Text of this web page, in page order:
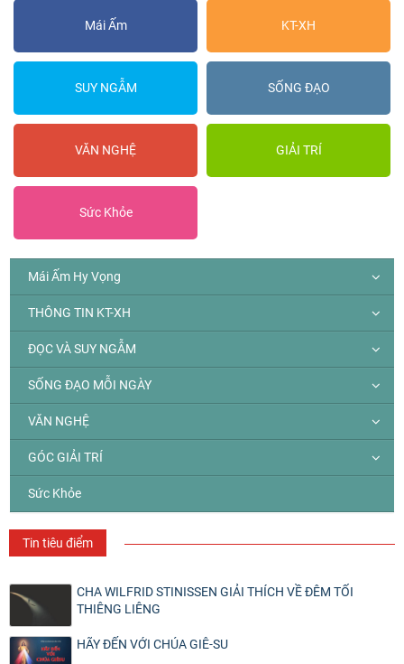
Mái Ấm KT-XH
SUY NGẪM SỐNG ĐẠO
VĂN NGHỆ GIẢI TRÍ
Sức Khỏe
Mái Ấm Hy Vọng
THÔNG TIN KT-XH
ĐỌC VÀ SUY NGẪM
SỐNG ĐẠO MỖI NGÀY
VĂN NGHỆ
GÓC GIẢI TRÍ
Sức Khỏe
Tin tiêu điểm
CHA WILFRID STINISSEN GIẢI THÍCH VỀ ĐÊM TỐI
THIÊNG LIÊNG
HÃY ĐẾN VỚI CHÚA GIÊ-SU